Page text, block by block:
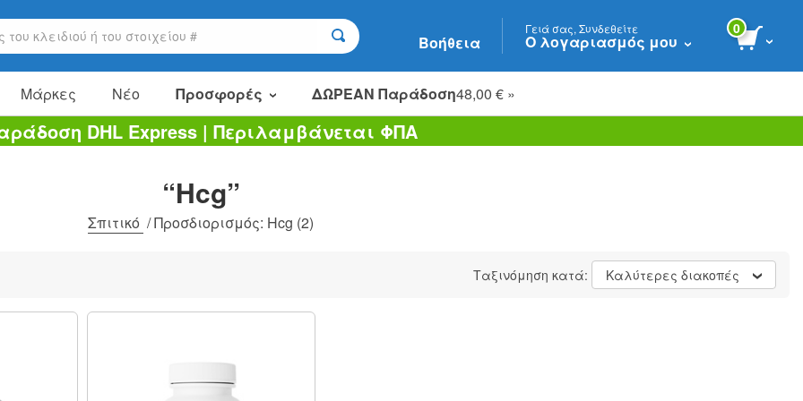
Βοήθεια
Γειά σας, Συνδεθείτε
Ο λογαριασμός μου
0
Μάρκες Νέο Προσφορές ΔΩΡΕΑΝ Παράδοση48,00 € »
Είδη πώλησης
Πακέτα αξίας
Εκκαθάριση
DHL Express | Περιλαμβάνεται ΦΠΑ
“Hcg”
Σπιτικό /Προσδιορισμός: Hcg (2)
Ταξινόμηση κατά: Καλύτερες διακοπές